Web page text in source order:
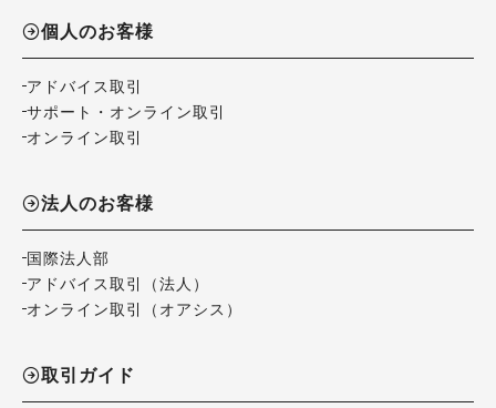
個人のお客様
アドバイス取引
サポート・オンライン取引
オンライン取引
法人のお客様
国際法人部
アドバイス取引（法人）
オンライン取引（オアシス）
取引ガイド